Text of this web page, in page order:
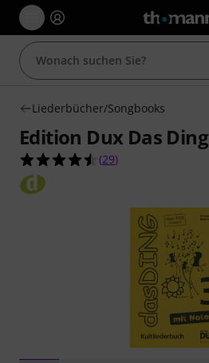
Liederbücher/Songbooks
Edition Dux Das
4.5 von 5 Sternen
(29)